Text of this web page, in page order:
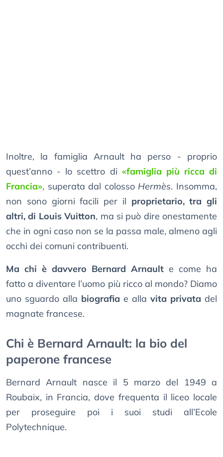
Inoltre, la famiglia Arnault ha perso - proprio
quest’anno - lo scettro di «famiglia più ricca di
Francia», superata dal colosso Hermès. Insomma,
non sono giorni facili per il proprietario, tra gli
altri, di Louis Vuitton, ma si può dire onestamente
che in ogni caso non se la passa male, almeno agli
occhi dei comuni contribuenti.
Ma chi è davvero Bernard Arnault e come ha
fatto a diventare l’uomo più ricco al mondo? Diamo
uno sguardo alla biografia e alla vita privata del
magnate francese.
Chi è Bernard Arnault: la bio del
paperone francese
Bernard Arnault nasce il 5 marzo del 1949 a
Roubaix, in Francia, dove frequenta il liceo locale
per proseguire poi i suoi studi all’Ecole
Polytechnique.